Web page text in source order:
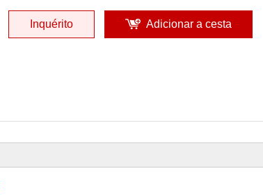
Inquérito Adicionar a cesta